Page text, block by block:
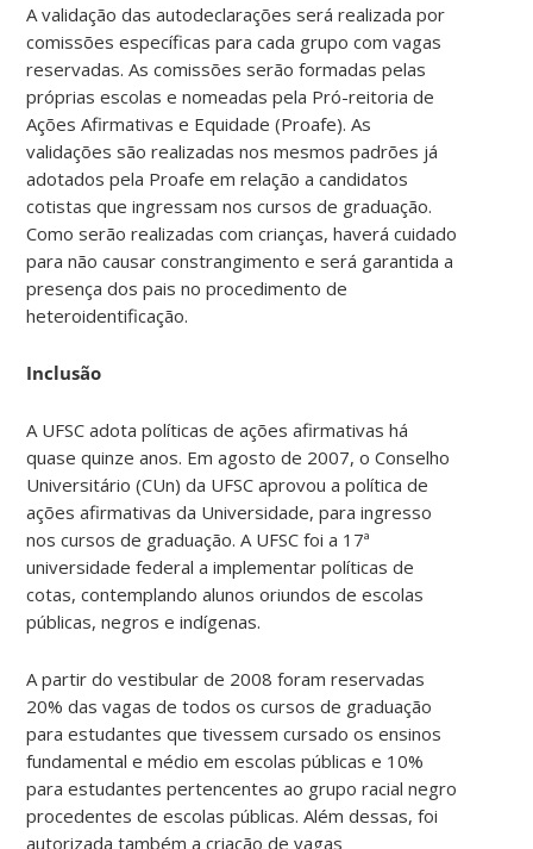
A validação das autodeclarações será realizada por
comissões específicas para cada grupo com vagas
reservadas. As comissões serão formadas pelas
próprias escolas e nomeadas pela Pró-reitoria de
Ações Afirmativas e Equidade (Proafe). As
validações são realizadas nos mesmos padrões já
adotados pela Proafe em relação a candidatos
cotistas que ingressam nos cursos de graduação.
Como serão realizadas com crianças, haverá cuidado
para não causar constrangimento e será garantida a
presença dos pais no procedimento de
heteroidentificação.
Inclusão
A UFSC adota políticas de ações afirmativas há
quase quinze anos. Em agosto de 2007, o Conselho
Universitário (CUn) da UFSC aprovou a política de
ações afirmativas da Universidade, para ingresso
nos cursos de graduação. A UFSC foi a 17ª
universidade federal a implementar políticas de
cotas, contemplando alunos oriundos de escolas
públicas, negros e indígenas.
A partir do vestibular de 2008 foram reservadas
20% das vagas de todos os cursos de graduação
para estudantes que tivessem cursado os ensinos
fundamental e médio em escolas públicas e 10%
para estudantes pertencentes ao grupo racial negro
procedentes de escolas públicas. Além dessas, foi
autorizada também a criação de vagas